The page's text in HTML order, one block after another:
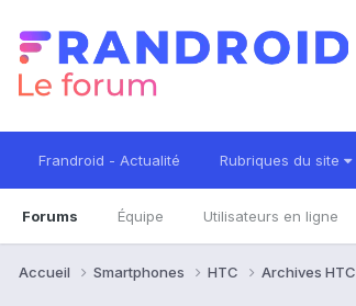
Frandroid - Actualité Rubriques du site
Forums Équipe Utilisateurs en ligne
Accueil Smartphones HTC Archives HTC